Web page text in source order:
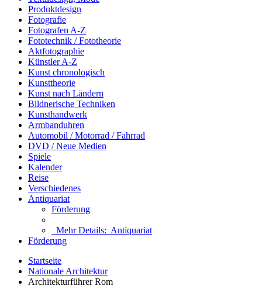
Produktdesign
Fotografie
Fotografen A-Z
Fototechnik / Fototheorie
Aktfotographie
Künstler A-Z
Kunst chronologisch
Kunsttheorie
Kunst nach Ländern
Bildnerische Techniken
Kunsthandwerk
Armbanduhren
Automobil / Motorrad / Fahrrad
DVD / Neue Medien
Spiele
Kalender
Reise
Verschiedenes
Antiquariat
Förderung
Mehr Details: Antiquariat
Förderung
Startseite
Nationale Architektur
Architekturführer Rom